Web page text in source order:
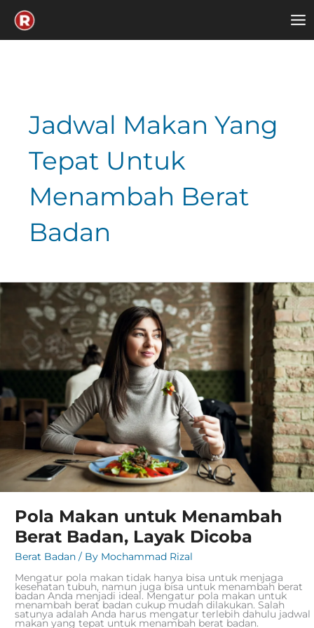
content
Jadwal Makan Yang
Tepat Untuk
Menambah Berat
Badan
Pola Makan untuk Menambah
Berat Badan, Layak Dicoba
Berat Badan/ By Mochammad Rizal
Mengatur pola makan tidak hanya bisa untuk menjaga
kesehatan tubuh, namun juga bisa untuk menambah berat
badan Anda menjadi ideal. Mengatur pola makan untuk
menambah berat badan cukup mudah dilakukan. Salah
satunya adalah Anda harus mengatur terlebih dahulu jadwal
makan yang tepat untuk menambah berat badan.
Pola
Makan
untuk
Menambah
Berat
Badan,
Layak
Dicoba